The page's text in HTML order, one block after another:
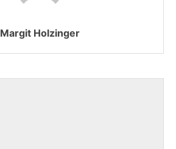
Margit Holzinger